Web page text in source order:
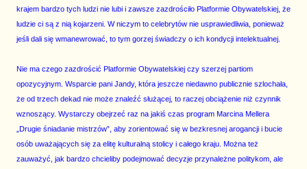
krajem bardzo tych ludzi nie lubi i zawsze zazdrościło Platformie Obywatelskiej, że
ludzie ci są z nią kojarzeni. W niczym to celebrytów nie usprawiedliwia, ponieważ
jeśli dali się wmanewrować, to tym gorzej świadczy o ich kondycji intelektualnej.
Nie ma czego zazdrościć Platformie Obywatelskiej czy szerzej partiom
opozycyjnym. Wsparcie pani Jandy, która jeszcze niedawno publicznie szlochała,
że od trzech dekad nie może znaleźć służącej, to raczej obciążenie niż czynnik
wznoszący. Wystarczy obejrzeć raz na jakiś czas program Marcina Mellera
„Drugie śniadanie mistrzów”, aby zorientować się w bezkresnej arogancji i bucie
osób uważających się za elitę kulturalną stolicy i całego kraju. Można też
zauważyć, jak bardzo chcieliby podejmować decyzje przynależne politykom, ale